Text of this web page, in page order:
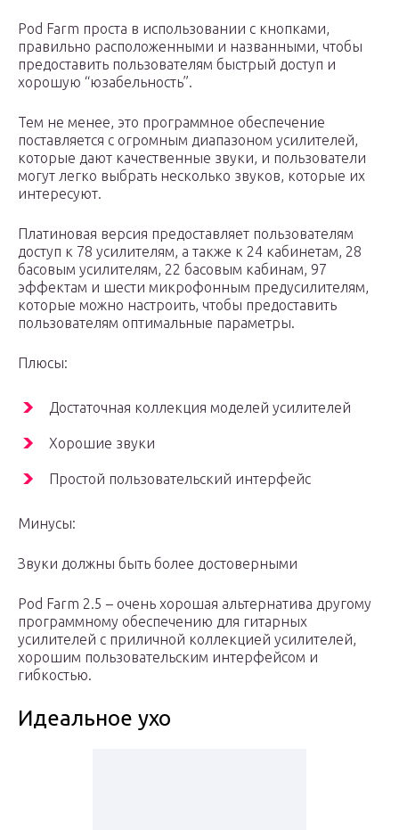
Pod Farm проста в использовании с кнопками,
правильно расположенными и названными, чтобы
предоставить пользователям быстрый доступ и
хорошую “юзабельность”.
Тем не менее, это программное обеспечение
поставляется с огромным диапазоном усилителей,
которые дают качественные звуки, и пользователи
могут легко выбрать несколько звуков, которые их
интересуют.
Платиновая версия предоставляет пользователям
доступ к 78 усилителям, а также к 24 кабинетам, 28
басовым усилителям, 22 басовым кабинам, 97
эффектам и шести микрофонным предусилителям,
которые можно настроить, чтобы предоставить
пользователям оптимальные параметры.
Плюсы:
Достаточная коллекция моделей усилителей
Хорошие звуки
Простой пользовательский интерфейс
Минусы:
Звуки должны быть более достоверными
Pod Farm 2.5 – очень хорошая альтернатива другому
программному обеспечению для гитарных
усилителей с приличной коллекцией усилителей,
хорошим пользовательским интерфейсом и
гибкостью.
Идеальное ухо